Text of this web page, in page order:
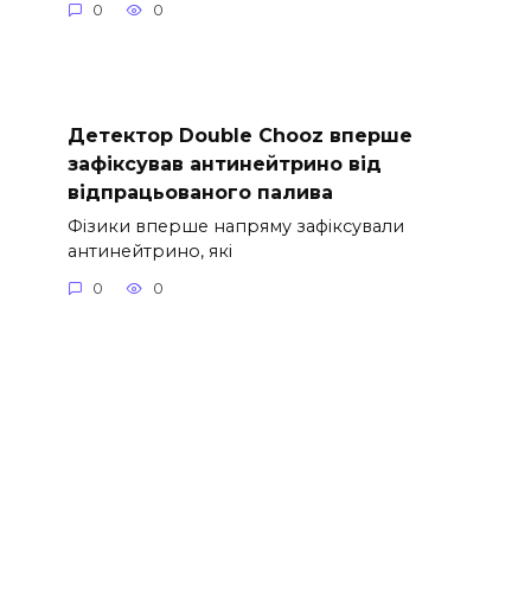
0 0
Детектор Double Chooz вперше
зафіксував антинейтрино від
відпрацьованого палива
Фізики вперше напряму зафіксували
антинейтрино, які
0 0